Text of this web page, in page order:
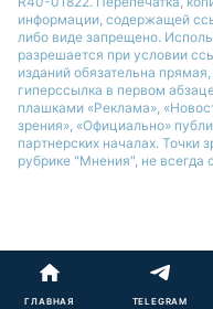
информации, содержащей
либо виде запрещено.
разрешается при условии
изданий обязательна
гиперссылка в первом
плашками «Реклама»,
зрения», «Официально»
партнерских началах. Точки
рубрике "Мнения", не
ГЛАВНАЯ TELEGRAM